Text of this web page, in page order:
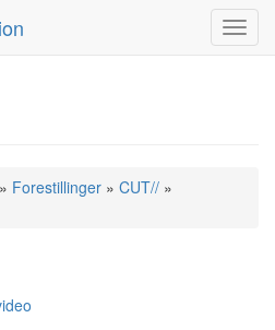
» Forestillinger » CUT// »